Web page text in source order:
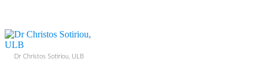
Dr Christos Sotiriou, ULB